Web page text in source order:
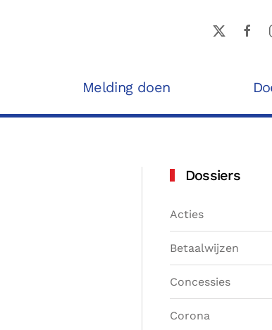
Melding doen
Dossiers
Acties
Betaalwijzen
Concessies
Corona